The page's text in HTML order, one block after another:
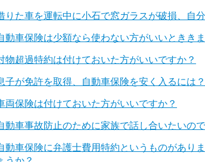
りた車を運転中に小石で窓ガラスが破損、自
動車保険は少額なら使わない方がいいときき
物超過特約は付けておいた方がいいですか？
子が免許を取得、自動車保険を安く入るには？
両保険は付けておいた方がいいですか？
動車事故防止のために家族で話し合いたいの
動車保険に弁護士費用特約というものがあり